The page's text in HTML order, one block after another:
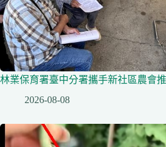
林業保育署臺中分署攜手新社區農會
2026-08-08